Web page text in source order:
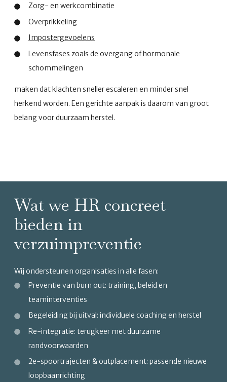
Zorg- en werkcombinatie
Overprikkeling
Impostergevoelens
Levensfases zoals de overgang of hormonale
schommelingen
maken dat klachten sneller escaleren en minder snel
herkend worden. Een gerichte aanpak is daarom van groot
belang voor duurzaam herstel.
Wat we HR concreet
bieden in
verzuimpreventie
Wij ondersteunen organisaties in alle fasen:
Preventie van burn out: training, beleid en
teaminterventies
Begeleiding bij uitval: individuele coaching en herstel
Re-integratie: terugkeer met duurzame
randvoorwaarden
2e-spoortrajecten & outplacement: passende nieuwe
loopbaanrichting